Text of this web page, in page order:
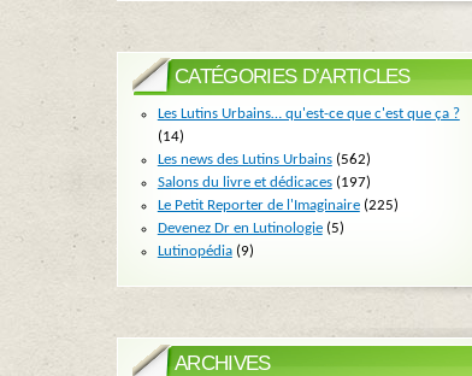
CATÉGORIES D’ARTICLES
Les Lutins Urbains… qu'est-ce que c'est que ça ?
(14)
Les news des Lutins Urbains(562)
Salons du livre et dédicaces(197)
Le Petit Reporter de l'Imaginaire(225)
Devenez Dr en Lutinologie(5)
Lutinopédia(9)
ARCHIVES